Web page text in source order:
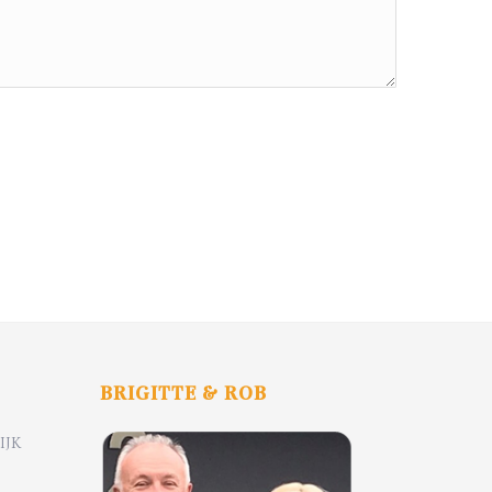
BRIGITTE & ROB